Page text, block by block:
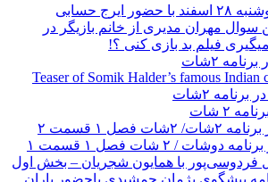
ایرج حسابی
سوال مهران مدیری از خانم بازیگر در
فیلم بد بازی کنی ؟!
۲شات
Teaser of Somik Halder’s famous Indian
۲شات
۲ شات
فصل ۱ قسمت ۲
/ ۲ شات فصل ۱ قسمت ۱
با همایون شجریان – بخش اول
پیشگوی پژمان جمشیدی باحضور باران